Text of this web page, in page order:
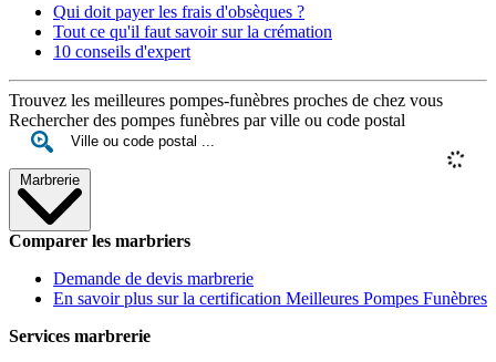
Qui doit payer les frais d'obsèques ?
Tout ce qu'il faut savoir sur la crémation
10 conseils d'expert
Trouvez les meilleures pompes-funèbres proches de chez vous
Rechercher des pompes funèbres par ville ou code postal
Marbrerie
Comparer les marbriers
Demande de devis marbrerie
En savoir plus sur la certification Meilleures Pompes Funèbres
Services marbrerie